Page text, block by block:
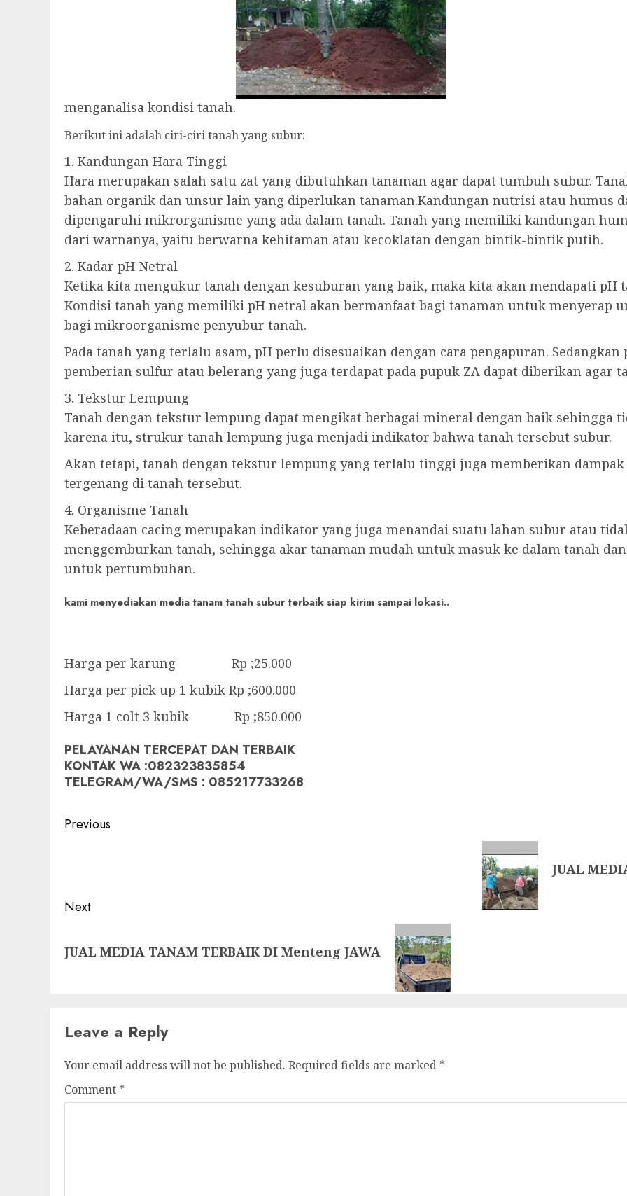
menganalisa kondisi tanah.
Berikut ini adalah ciri-ciri tanah yang subur:
1. Kandungan Hara Tinggi
Hara merupakan salah satu zat yang dibutuhkan tanaman agar dapat tumbuh subur.
bahan organik dan unsur lain yang diperlukan tanaman.Kandungan nutrisi atau humus
dipengaruhi mikrorganisme yang ada dalam tanah. Tanah yang memiliki kandungan
dari warnanya, yaitu berwarna kehitaman atau kecoklatan dengan bintik-bintik putih.
2. Kadar pH Netral
Ketika kita mengukur tanah dengan kesuburan yang baik, maka kita akan mendapati pH
Kondisi tanah yang memiliki pH netral akan bermanfaat bagi tanaman untuk menyerap
bagi mikroorganisme penyubur tanah.
Pada tanah yang terlalu asam, pH perlu disesuaikan dengan cara pengapuran.
pemberian sulfur atau belerang yang juga terdapat pada pupuk ZA dapat diberikan agar
3. Tekstur Lempung
Tanah dengan tekstur lempung dapat mengikat berbagai mineral dengan baik sehingga
karena itu, strukur tanah lempung juga menjadi indikator bahwa tanah tersebut subur.
Akan tetapi, tanah dengan tekstur lempung yang terlalu tinggi juga memberikan
tergenang di tanah tersebut.
4. Organisme Tanah
Keberadaan cacing merupakan indikator yang juga menandai suatu lahan subur atau
menggemburkan tanah, sehingga akar tanaman mudah untuk masuk ke dalam tanah
untuk pertumbuhan.
kami menyediakan media tanam tanah subur terbaik siap kirim sampai lokasi..
Harga per karung Rp ;25.000
Harga per pick up 1 kubik Rp ;600.000
Harga 1 colt 3 kubik Rp ;850.000
PELAYANAN TERCEPAT DAN TERBAIK
KONTAK WA :082323835854
TELEGRAM/WA/SMS : 085217733268
Post
Previous
JUAL
Next
post:
JUAL MEDIA TANAM TERBAIK DI Menteng JAWA
Leave a Reply
Your email address will not be published. Required fields are marked *
Comment *